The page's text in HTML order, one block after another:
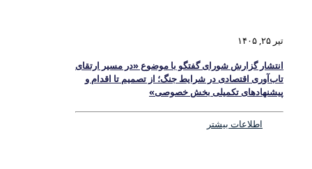
تیر ۲۵, ۱۴۰۵
انتشار گزارش شورای گفتگو با موضوع «در مسیر ارتقای
تاب‌آوری اقتصادی در شرایط جنگ؛ از تصمیم تا اقدام و
پیشنهادهای تکمیلی بخش خصوصی»
اطلاعات بیشتر